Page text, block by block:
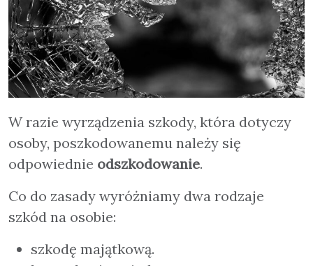
W razie wyrządzenia szkody, która dotyczy
osoby, poszkodowanemu należy się
odpowiednie odszkodowanie.
Co do zasady wyróżniamy dwa rodzaje
szkód na osobie:
szkodę majątkową.